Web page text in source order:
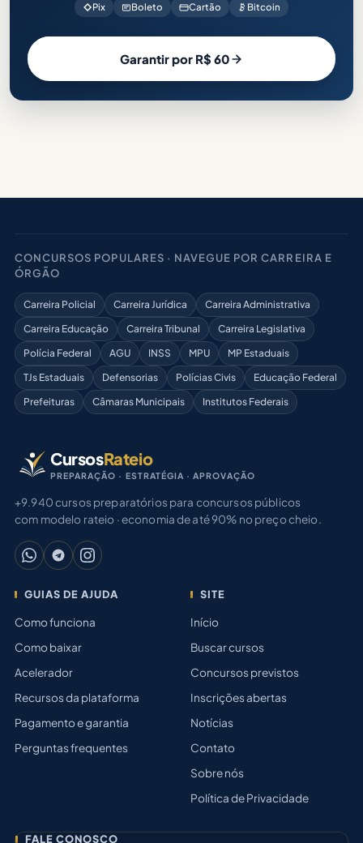
Pix Boleto Cartão Bitcoin
Garantir por R$ 60
CONCURSOS POPULARES · NAVEGUE POR CARREIRA E
ÓRGÃO
Carreira Policial Carreira Jurídica
Carreira Administrativa
Carreira Educação
Carreira Tribunal
Carreira Legislativa
Polícia Federal
AGU INSS MPU
MP Estaduais
TJs Estaduais
Defensorias Polícias Civis
Educação Federal
Prefeituras
Câmaras Municipais Institutos Federais
CursosRateio
PREPARAÇÃO · ESTRATÉGIA · APROVAÇÃO
+9.940 cursos preparatórios para concursos públicos
com modelo rateio · economia de até 90% no preço cheio.
GUIAS DE AJUDA
Como funciona
Como baixar
Acelerador
Recursos da plataforma
Pagamento e garantia
Perguntas frequentes
SITE
Início
Buscar cursos
Concursos previstos
Inscrições abertas
Notícias
Contato
Sobre nós
Política de Privacidade
FALE CONOSCO